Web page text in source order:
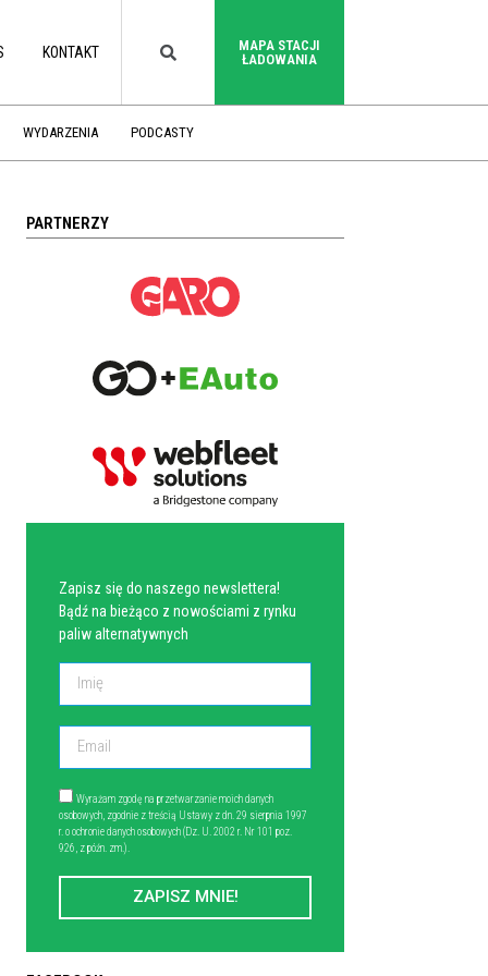
KONTAKT
MAPA STACJI
ŁADOWANIA
WYDARZENIA PODCASTY
PARTNERZY
Zapisz się do naszego newslettera!
Bądź na bieżąco z nowościami z rynku
paliw alternatywnych
Wyrażam zgodę na przetwarzanie moich danych
osobowych, zgodnie z treścią Ustawy z dn. 29 sierpnia 1997
r. o ochronie danych osobowych (Dz. U. 2002 r. Nr 101 poz.
926, z późn. zm.).
ZAPISZ MNIE!